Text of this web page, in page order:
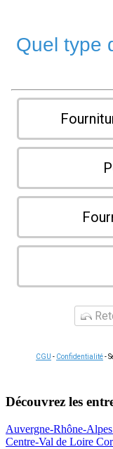
Quel type
CGU - Confidentialité-
Découvrez les
Auvergne-Rhône-Alpes
Centre-Val de Loire